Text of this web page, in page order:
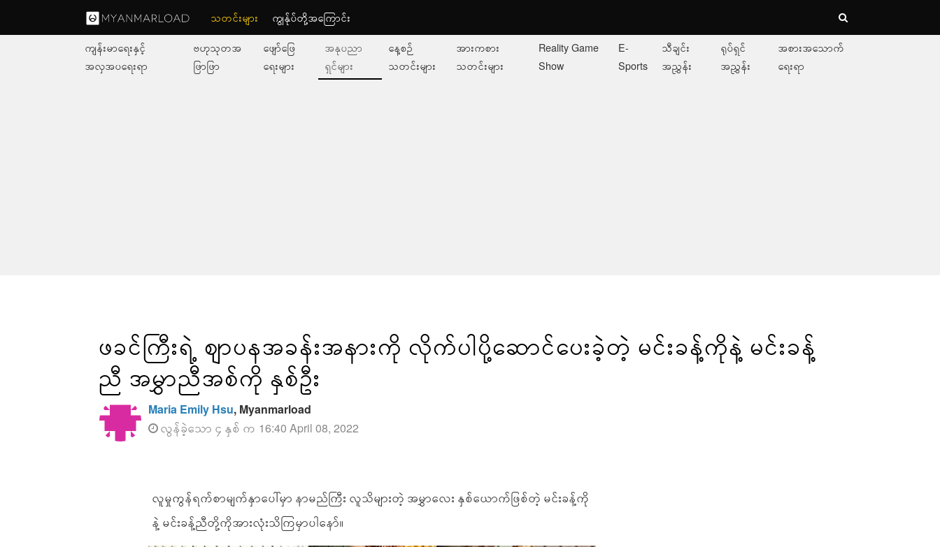
သတင်းများ ကျွနု်ပ်တို့အကြောင်း
ကျန်းမာရေးနှင့်
အလှအပရေးရာ
ဗဟုသုတအ
ဖြာဖြာ
ဖျော်ဖြေ
ရေးများ
အနုပညာ
ရှင်များ
နေ့စဉ်
သတင်းများ
အားကစား
သတင်းများ
Reality Game
Show
E-
Sports
သီချင်း
အညွှန်း
ရုပ်ရှင်
အညွှန်း
အစားအသောက်
ရေးရာ
ဖခင်ကြီးရဲ့ စျာပနအခန်းအနားကို လိုက်ပါပို့ဆောင်ပေးခဲ့တဲ့ မင်းခန့်ကိုနဲ့ မင်းခန့်
ညီ အမွှာညီအစ်ကို နှစ်ဦး
Maria Emily Hsu, Myanmarload
လွန်ခဲ့သော ၄ နှစ် က 16:40 April 08, 2022
လူမှုကွန်ရက်စာမျက်နှာပေါ်မှာ နာမည်ကြီး လူသိများတဲ့ အမွှာလေး နှစ်ယောက်ဖြစ်တဲ့ မင်းခန့်ကို
နဲ့ မင်းခန့်ညီတို့ကိုအားလုံးသိကြမှာပါနော်။